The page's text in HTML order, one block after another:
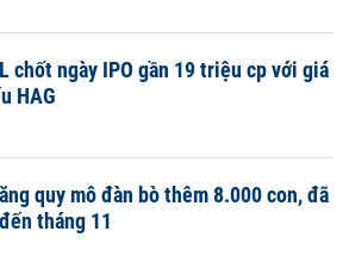
chốt ngày IPO gần 19 triệu cp với giá
HAG
quy mô đàn bò thêm 8.000 con, đã
tháng 11